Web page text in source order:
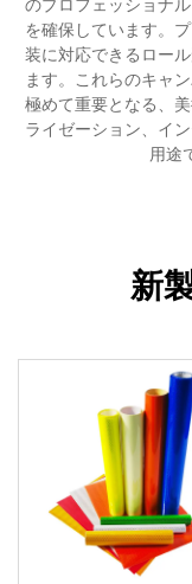
のプロフェッショナ
を確保しています。
装に対応できるロー
ます。これらのキャ
極めて重要となる、
ライゼーション、イ
用途
新